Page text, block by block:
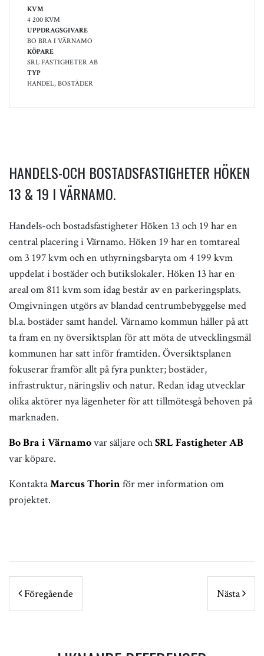
KVM
4 200 KVM
UPPDRAGSGIVARE
BO BRA I VÄRNAMO
KÖPARE
SRL FASTIGHETER AB
TYP
HANDEL, BOSTÄDER
HANDELS-OCH BOSTADSFASTIGHETER HÖKEN
13 & 19 I VÄRNAMO.
Handels-och bostadsfastigheter Höken 13 och 19 har en
central placering i Värnamo. Höken 19 har en tomtareal
om 3 197 kvm och en uthyrningsbaryta om 4 199 kvm
uppdelat i bostäder och butikslokaler. Höken 13 har en
areal om 811 kvm som idag består av en parkeringsplats.
Omgivningen utgörs av blandad centrumbebyggelse med
bl.a. bostäder samt handel. Värnamo kommun håller på att
ta fram en ny översiktsplan för att möta de utvecklingsmål
kommunen har satt inför framtiden. Översiktsplanen
fokuserar framför allt på fyra punkter; bostäder,
infrastruktur, näringsliv och natur. Redan idag utvecklar
olika aktörer nya lägenheter för att tillmötesgå behoven på
marknaden.
Bo Bra i Värnamovar säljare ochSRL Fastigheter AB
var köpare.
KontaktaMarcus Thorinför mer information om
projektet.
POST NAVIGATION
Föregående Nästa